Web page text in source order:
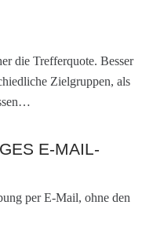
die Trefferquote. Besser
Zielgruppen, als
E-MAIL-
per E-Mail, ohne den